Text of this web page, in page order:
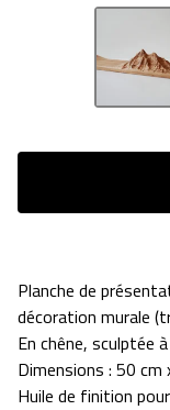
Planche de
décoration murale
En chêne, sculptée
Dimensions : 50 cm
Huile de finition